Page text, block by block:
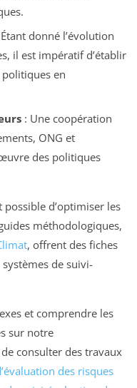
donné l’évolution
il est impératif d’établir
politiques en
: Une coopération
ONG et
des politiques
d’optimiser les
méthodologiques,
, offrent des fiches
de suivi-
et comprendre les
sur notre
consulter des travaux
des risques